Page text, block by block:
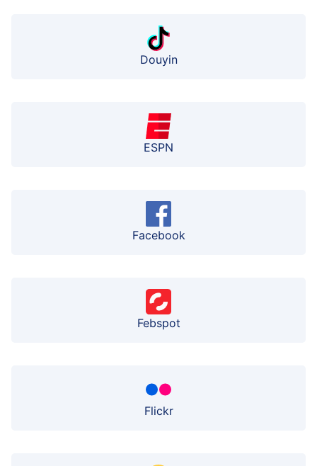
Douyin
ESPN
Facebook
Febspot
Flickr